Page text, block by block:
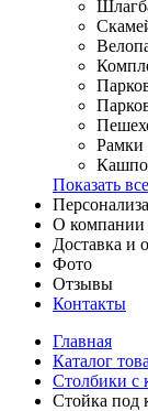
Рамки
Кашпо
Показать
О компании
Доставка и
Фото
Отзывы
Контакты
Главная
Каталог
Столбики с
Стойка под